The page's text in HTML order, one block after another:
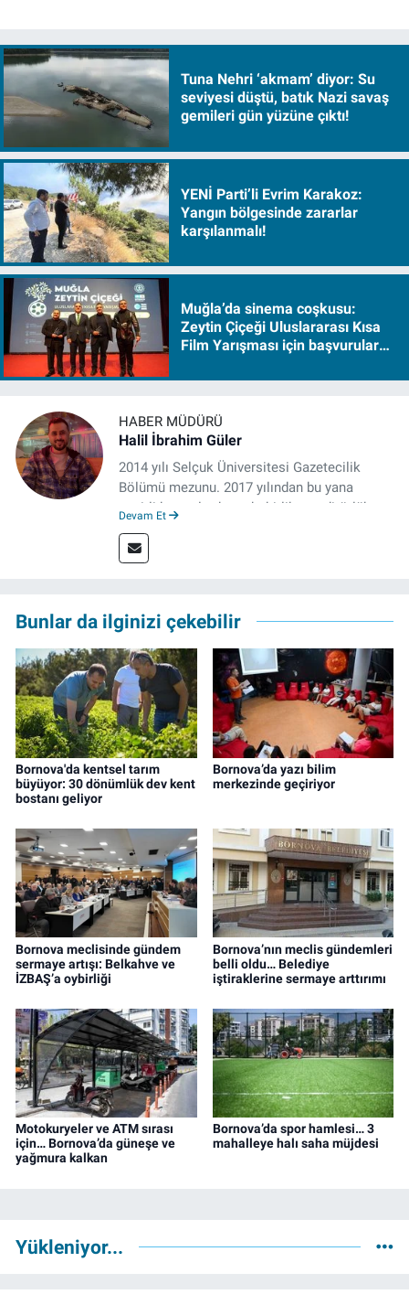
Tuna Nehri ‘akmam’ diyor: Su
seviyesi düştü, batık Nazi savaş
gemileri gün yüzüne çıktı!
YENİ Parti’li Evrim Karakoz:
Yangın bölgesinde zararlar
karşılanmalı!
Muğla’da sinema coşkusu:
Zeytin Çiçeği Uluslararası Kısa
Film Yarışması için başvurular
HABER MÜDÜRÜ
Halil İbrahim Güler
2014 yılı Selçuk Üniversitesi Gazetecilik
Bölümü mezunu. 2017 yılından bu yana
çeşitli kurumlarda muhabirlik ve editörlük
müdürü olarak devam ediyor.
Devam Et
Bunlar da ilginizi çekebilir
Bornova'da kentsel tarım
büyüyor: 30 dönümlük dev kent
bostanı geliyor
Bornova’da yazı bilim
merkezinde geçiriyor
Bornova meclisinde gündem
sermaye artışı: Belkahve ve
İZBAŞ’a oybirliği
Bornova’nın meclis gündemleri
belli oldu… Belediye
iştiraklerine sermaye arttırımı
Motokuryeler ve ATM sırası
için… Bornova’da güneşe ve
yağmura kalkan
Bornova’da spor hamlesi… 3
mahalleye halı saha müjdesi
Yükleniyor...